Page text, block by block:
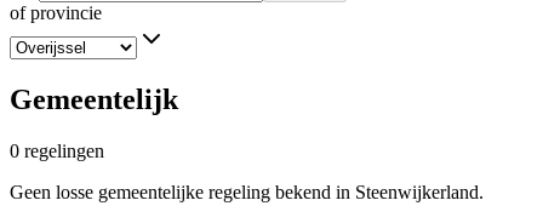
of provincie
Gemeentelijk
0 regelingen
Geen losse gemeentelijke regeling bekend in Steenwijkerland.